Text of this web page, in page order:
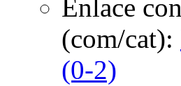
Enlace
(com/cat):
(0-2)